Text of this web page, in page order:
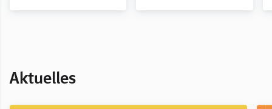
zum Selbstcheck
Bedürfnishierarchie
Aktuelles